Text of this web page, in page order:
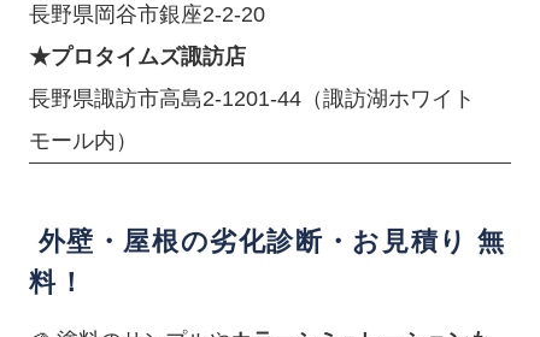
長野県岡谷市銀座2-2-20
★プロタイムズ諏訪店
長野県諏訪市高島2-1201-44（諏訪湖ホワイト
モール内）
外壁・屋根の劣化診断・お見積り 無
料！